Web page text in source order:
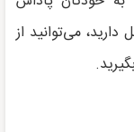
می‌توانید از